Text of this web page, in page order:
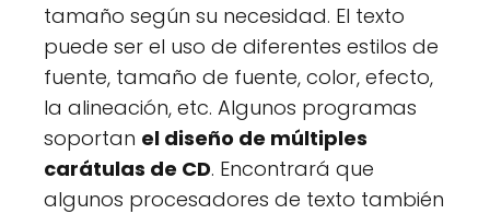
tamaño según su necesidad. El texto
puede ser el uso de diferentes estilos de
fuente, tamaño de fuente, color, efecto,
la alineación, etc. Algunos programas
soportan el diseño de múltiples
carátulas de CD. Encontrará que
algunos procesadores de texto también